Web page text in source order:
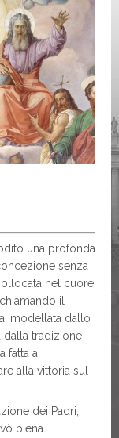
una profonda
senza
nel cuore
il
modellata dallo
dalla tradizione
fatta ai
alla vittoria sul
dei Padri,
piena